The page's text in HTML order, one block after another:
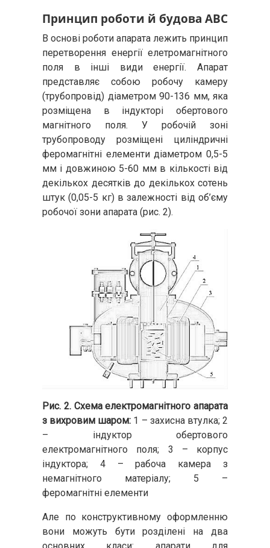
Принцип роботи й будова АВС
В основі роботи апарата лежить принцип
перетворення енергії елетромагнітного
поля в інші види енергії. Апарат
представляє собою робочу камеру
(трубопровід) діаметром 90-136 мм, яка
розміщена в індукторі обертового
магнітного поля. У робочій зоні
трубопроводу розміщені циліндричні
феромагнітні елементи діаметром 0,5-5
мм і довжиною 5-60 мм в кількості від
декількох десятків до декількох сотень
штук (0,05-5 кг) в залежності від об’єму
робочої зони апарата (рис. 2).
Рис. 2. Схема електромагнітного апарата
з вихровим шаром: 1 – захисна втулка; 2
– індуктор обертового
електромагнітного поля; 3 – корпус
індуктора; 4 – рабоча камера з
немагнітного матеріалу; 5 –
феромагнітні елементи
Але по конструктивному оформленню
вони можуть бути розділені на два